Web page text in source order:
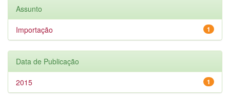
Assunto
1
Importação
Data de Publicação
1
2015